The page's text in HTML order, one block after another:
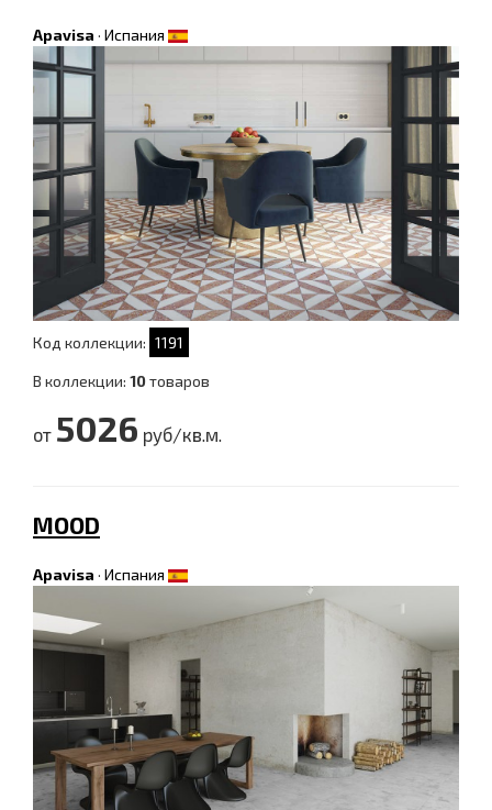
Apavisa · Испания
Код коллекции: 1191
В коллекции: 10товаров
от 5026 руб/кв.м.
MOOD
Apavisa · Испания